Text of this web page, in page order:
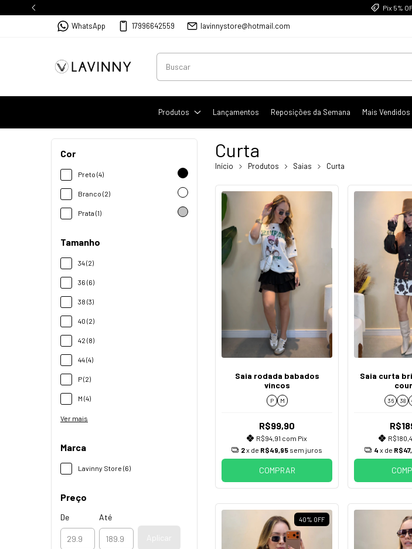
Pix 5%
WhatsApp 17996642559 lavinnystore@hotmail.com
Produtos Lançamentos Reposições da Semana Mais Vendidos
Cor
Preto (4)
Branco (2)
Prata (1)
Tamanho
34 (2)
36 (6)
38 (3)
40 (2)
42 (8)
44 (4)
P (2)
M (4)
Ver mais
Marca
Lavinny Store (6)
Preço
De Até
Aplicar
Curta
Início Produtos Saias Curta
Saia rodada babados
vincos
P M
R$99,90
R$94,91 com Pix
2x de R$49,95 sem juros
COMPRAR
Saia curta
36 38
4 x de
40% OFF